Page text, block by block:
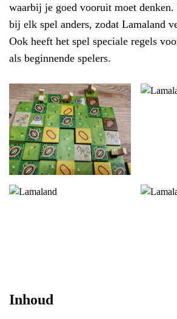
waarbij je goed vooruit moet
bij elk spel anders, zodat Lamaland
Ook heeft het spel speciale regels
als beginnende spelers.
Inhoud